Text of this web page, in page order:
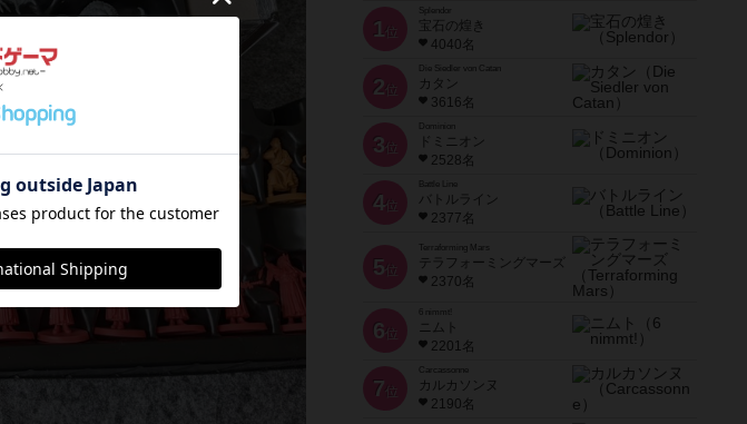
1 位
宝石の煌き
4040名
2 位
Die Siedler von Catan
カタン
3616名
3 位
ドミニオン
2528名
4位
Battle Line
バトルライン
2377名
5 位
Terraforming Mars
テラフォーミングマーズ
2370名
6 位
ニムト
2201名
7 位
Carcassonne
カルカソンヌ
2190名